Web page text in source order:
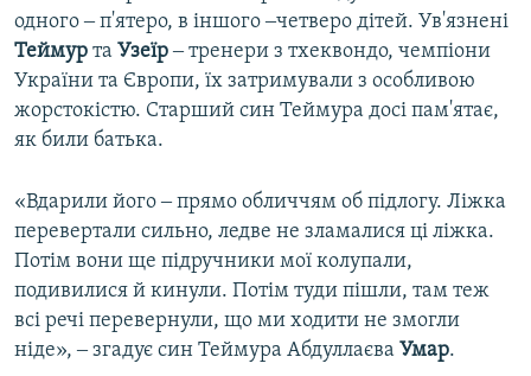
одного ‒ п'ятеро, в іншого ‒четверо дітей. Ув'язнені
Теймур та Узеїр‒ тренери з тхеквондо, чемпіони
України та Європи, їх затримували з особливою
жорстокістю. Старший син Теймура досі пам'ятає,
як били батька.
«Вдарили його ‒ прямо обличчям об підлогу. Ліжка
перевертали сильно, ледве не зламалися ці ліжка.
Потім вони ще підручники мої колупали,
подивилися й кинули. Потім туди пішли, там теж
всі речі перевернули, що ми ходити не змогли
ніде», ‒ згадує син Теймура Абдуллаєва Умар.